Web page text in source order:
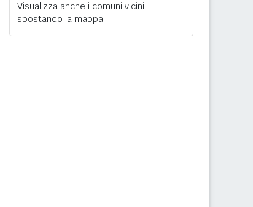
Visualizza anche i comuni vicini
spostando la mappa.